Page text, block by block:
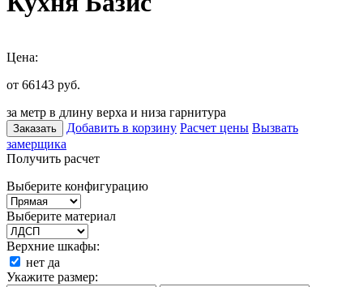
Цена:
от 66143 руб.
за метр в длину верха и низа гарнитура
Заказать Добавить в корзину Расчет цены Вызвать
замерщика
Получить расчет
Выберите конфигурацию
Выберите материал
Верхние шкафы:
нет да
Укажите размер: